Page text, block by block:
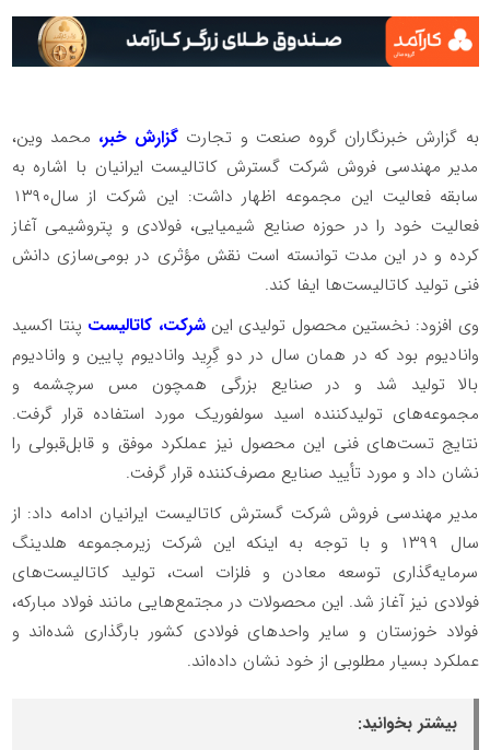
به گزارش خبرنگاران گروه صنعت و تجارت گزارش خبر، محمد وین،
مدیر مهندسی فروش شرکت گسترش کاتالیست ایرانیان با اشاره به
سابقه فعالیت این مجموعه اظهار داشت: این شرکت از سال۱۳۹۰
فعالیت خود را در حوزه صنایع شیمیایی، فولادی و پتروشیمی آغاز
کرده و در این مدت توانسته است نقش مؤثری در بومی‌سازی دانش
فنی تولید کاتالیست‌ها ایفا کند.
وی افزود: نخستین محصول تولیدی این شرکت، کاتالیست پنتا اکسید
وانادیوم بود که در همان سال در دو گِرِید وانادیوم پایین و وانادیوم
بالا تولید شد و در صنایع بزرگی همچون مس سرچشمه و
مجموعه‌های تولیدکننده اسید سولفوریک مورد استفاده قرار گرفت.
نتایج تست‌های فنی این محصول نیز عملکرد موفق و قابل‌قبولی را
نشان داد و مورد تأیید صنایع مصرف‌کننده قرار گرفت.
مدیر مهندسی فروش شرکت گسترش کاتالیست ایرانیان ادامه داد: از
سال ۱۳۹۹ و با توجه به اینکه این شرکت زیرمجموعه هلدینگ
سرمایه‌گذاری توسعه معادن و فلزات است، تولید کاتالیست‌های
فولادی نیز آغاز شد. این محصولات در مجتمع‌هایی مانند فولاد مبارکه،
فولاد خوزستان و سایر واحدهای فولادی کشور بارگذاری شده‌اند و
عملکرد بسیار مطلوبی از خود نشان داده‌اند.
بیشتر بخوانید: